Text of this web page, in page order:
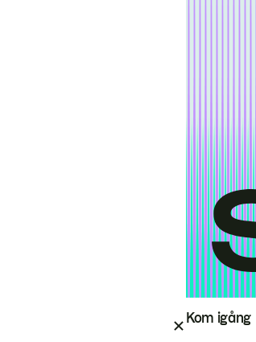
Kom igång